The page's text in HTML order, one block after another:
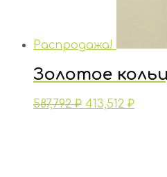
Распродажа!
Золотое
587,792₽ 413,512 ₽